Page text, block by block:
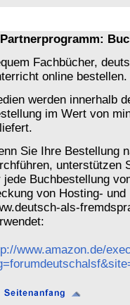
Fachbücher,
online bestellen.
werden innerhalb
im Wert von
Sie Ihre Bestellung
unterstützen
jede Buchbestellung
von Hosting-
als-
www.amazon.de/